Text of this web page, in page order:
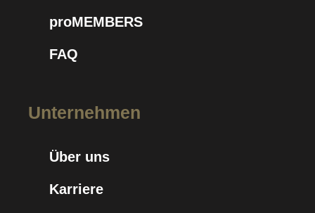
proMEMBERS
FAQ
Unternehmen
Über uns
Karriere